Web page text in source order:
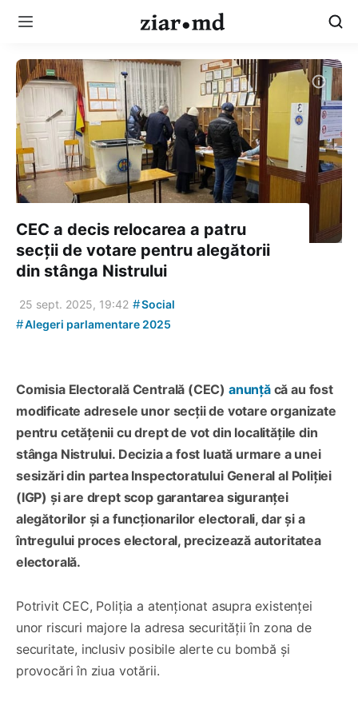
CEC a decis relocarea a patru
secții de votare pentru alegătorii
din stânga Nistrului
25 sept. 2025, 19:42 #Social
#Alegeri parlamentare 2025
Comisia Electorală Centrală (CEC) anunțăcă au fost
modificate adresele unor secții de votare organizate
pentru cetățenii cu drept de vot din localitățile din
stânga Nistrului. Decizia a fost luată urmare a unei
sesizări din partea Inspectoratului General al Poliției
(IGP) și are drept scop garantarea siguranței
alegătorilor și a funcționarilor electorali, dar și a
întregului proces electoral, precizează autoritatea
electorală.
Potrivit CEC, Poliția a atenționat asupra existenței
unor riscuri majore la adresa securității în zona de
securitate, inclusiv posibile alerte cu bombă și
provocări în ziua votării.